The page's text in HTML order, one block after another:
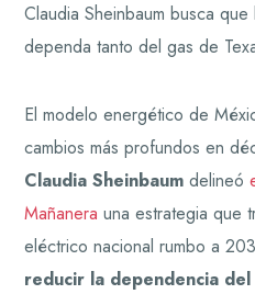
Claudia Sheinbaum busca
dependa tanto del gas de
El modelo energético de
cambios más profundos en
Claudia Sheinbaum delineó
Mañanera una estrategia que
eléctrico nacional rumbo a
reducir la dependencia